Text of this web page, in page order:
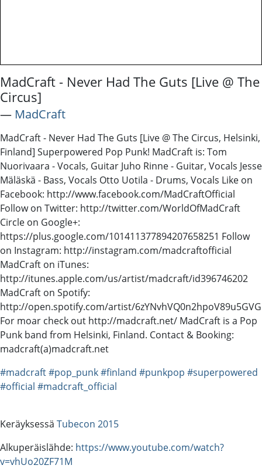
MadCraft - Never Had The Guts [Live @ The
Circus]
― MadCraft
MadCraft - Never Had The Guts [Live @ The Circus, Helsinki,
Finland] Superpowered Pop Punk! MadCraft is: Tom
Nuorivaara - Vocals, Guitar Juho Rinne - Guitar, Vocals Jesse
Mäläskä - Bass, Vocals Otto Uotila - Drums, Vocals Like on
Facebook: http://www.facebook.com/MadCraftOfficial
Follow on Twitter: http://twitter.com/WorldOfMadCraft
Circle on Google+:
https://plus.google.com/101411377894207658251 Follow
on Instagram: http://instagram.com/madcraftofficial
MadCraft on iTunes:
http://itunes.apple.com/us/artist/madcraft/id396746202
MadCraft on Spotify:
http://open.spotify.com/artist/6zYNvhVQ0n2hpoV89u5GVG
For moar check out http://madcraft.net/ MadCraft is a Pop
Punk band from Helsinki, Finland. Contact & Booking:
madcraft(a)madcraft.net
#madcraft#pop_punk#finland #punkpop #superpowered
#official #madcraft_official
Keräyksessä Tubecon 2015
Alkuperäislähde: https://www.youtube.com/watch?
v=vhUo20ZF71M